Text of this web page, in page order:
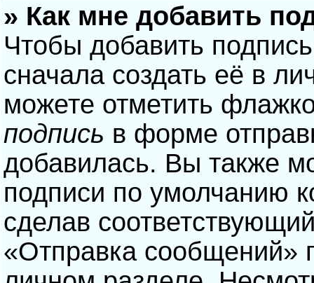
» Как мне добавить
Чтобы добавить
сначала создать её в
можете отметить
подпись в форме
добавилась. Вы также
подписи по умолчанию
сделав
«Отправка сообщений»